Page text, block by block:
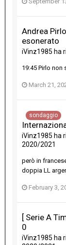
Andrea
esonerato
iVinz1985 ha
19:45 Pirlo non
March 21,
sondaggio
iVinz1985 ha
2020/2021
però in
doppia LL
February 3,
[ Serie A
0
iVinz1985 ha